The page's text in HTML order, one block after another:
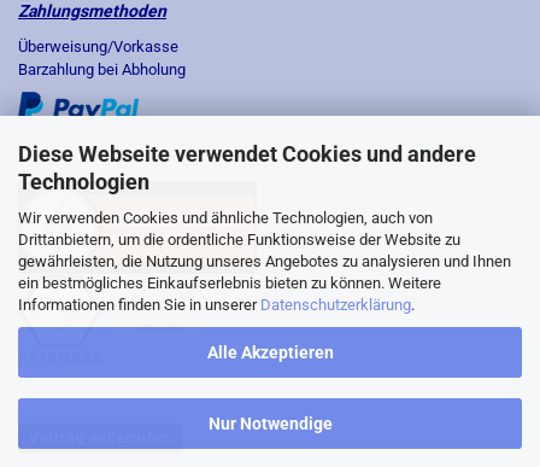
Diese Webseite verwendet Cookies und andere
Technologien
Wir verwenden Cookies und ähnliche Technologien, auch von
Drittanbietern, um die ordentliche Funktionsweise der Website zu
gewährleisten, die Nutzung unseres Angebotes zu analysieren und Ihnen
ein bestmögliches Einkaufserlebnis bieten zu können. Weitere
Informationen finden Sie in unserer Datenschutzerklärung.
Alle Akzeptieren
Nur Notwendige
Zahlungsmethoden
Überweisung/Vorkasse
Barzahlung bei Abholung